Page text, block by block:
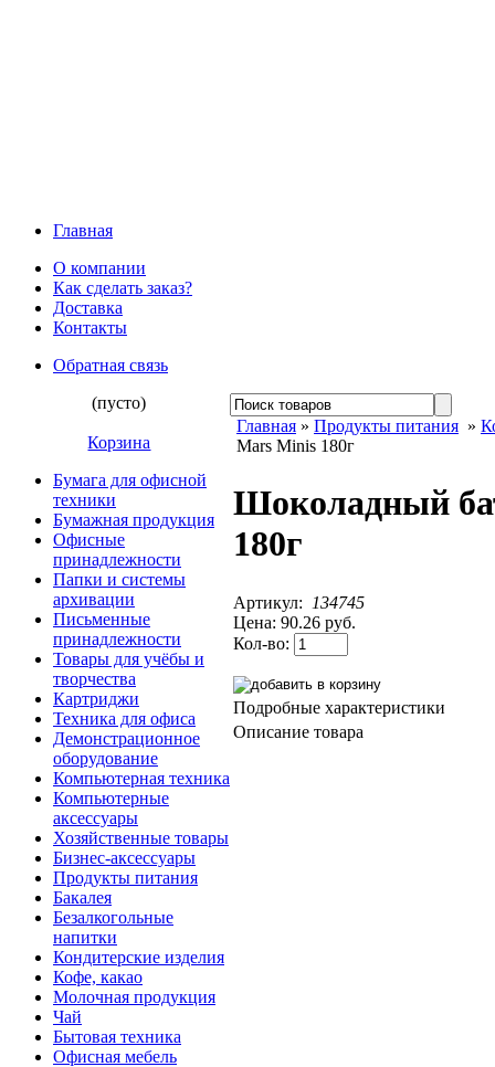
Главная
О компании
Как сделать заказ?
Доставка
Контакты
Обратная связь
(пусто)
Корзина
Бумага для офисной
техники
Бумажная продукция
Офисные
принадлежности
Папки и системы
архивации
Письменные
принадлежности
Товары для учёбы и
творчества
Картриджи
Техника для офиса
Демонстрационное
оборудование
Компьютерная техника
Компьютерные
аксессуары
Хозяйственные товары
Бизнес-аксессуары
Продукты питания
Бакалея
Безалкогольные
напитки
Кондитерские изделия
Кофе, какао
Молочная продукция
Чай
Бытовая техника
Офисная мебель
Главная » Продукты питания »
Mars Minis 180г
Шоколадный
180г
Артикул:
134745
Цена: 90.26 руб.
Кол-во:
Подробные характеристики
Описание товара